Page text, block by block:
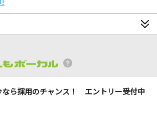
なら採用のチャンス！ エントリー受付中